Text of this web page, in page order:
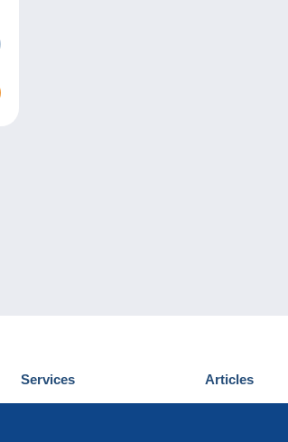
Services
Découvrir Delcampe
Articles